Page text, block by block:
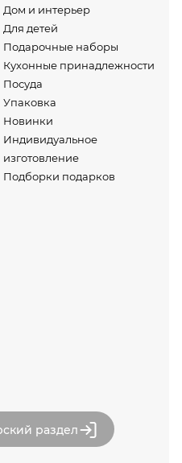
Дом и интерьер
Для детей
Подарочные наборы
Кухонные принадлежности
Посуда
Упаковка
Новинки
Индивидуальное
изготовление
Подборки подарков
раздел